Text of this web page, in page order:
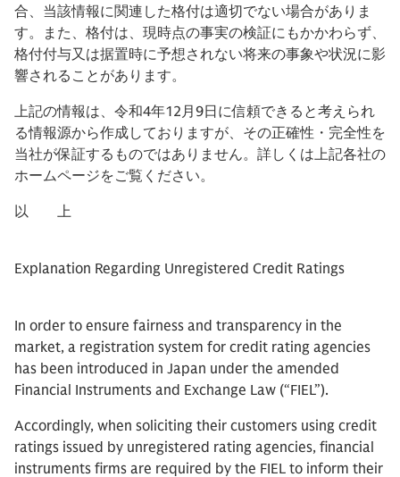
合、当該情報に関連した格付は適切でない場合がありま
す。また、格付は、現時点の事実の検証にもかかわらず、
格付付与又は据置時に予想されない将来の事象や状況に影
響されることがあります。
上記の情報は、令和4年12月9日に信頼できると考えられ
る情報源から作成しておりますが、その正確性・完全性を
当社が保証するものではありません。詳しくは上記各社の
ホームページをご覧ください。
以 上
Explanation Regarding Unregistered Credit Ratings
In order to ensure fairness and transparency in the
market, a registration system for credit rating agencies
has been introduced in Japan under the amended
Financial Instruments and Exchange Law (“FIEL”).
Accordingly, when soliciting their customers using credit
ratings issued by unregistered rating agencies, financial
instruments firms are required by the FIEL to inform their